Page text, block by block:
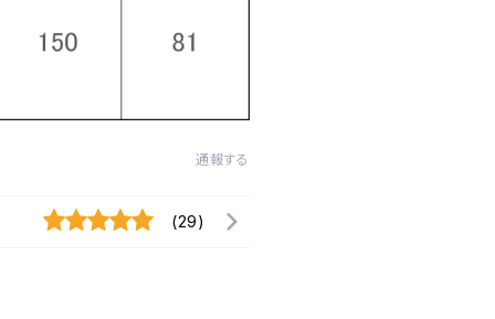
通報する
(29)